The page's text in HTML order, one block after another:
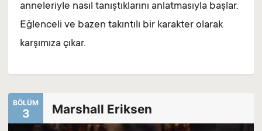
anneleriyle nasıl tanıştıklarını anlatmasıyla başlar.
Eğlenceli ve bazen takıntılı bir karakter olarak
karşımıza çıkar.
BÖLÜM
3 Marshall Eriksen